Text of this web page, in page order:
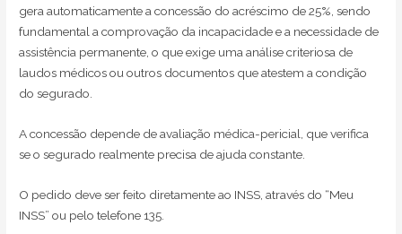
gera automaticamente a concessão do acréscimo de 25%, sendo
fundamental a comprovação da incapacidade e a necessidade de
assistência permanente, o que exige uma análise criteriosa de
laudos médicos ou outros documentos que atestem a condição
do segurado.
A concessão depende de avaliação médica-pericial, que verifica
se o segurado realmente precisa de ajuda constante.
O pedido deve ser feito diretamente ao INSS, através do “Meu
INSS” ou pelo telefone 135.